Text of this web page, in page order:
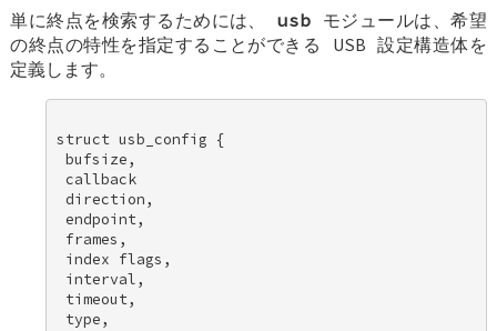
単に終点を検索するためには、usb モジュールは、希望
の終点の特性を指定することができる USB 設定構造体を
定義します。
struct usb_config {
bufsize,
callback
direction,
endpoint,
frames,
index flags,
interval,
timeout,
type,